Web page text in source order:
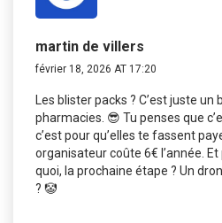
martin de villers
février 18, 2026 AT 17:20
Les blister packs ? C’est juste un
pharmacies. 😎 Tu penses que
c’est pour qu’elles te fassent
organisateur coûte 6€ l’année. Et
quoi, la prochaine étape ? Un
? 🤡